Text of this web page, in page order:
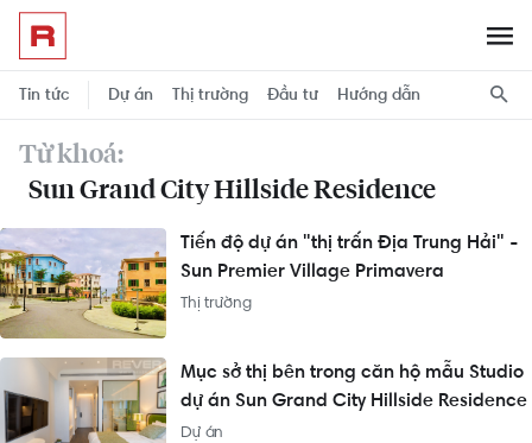
Tin tức Dự án Thị trường Đầu tư Hướng dẫn
Từ khoá:
Sun Grand City Hillside Residence
Tiến độ dự án "thị trấn Địa Trung Hải" -
Sun Premier Village Primavera
Thị trường
Mục sở thị bên trong căn hộ mẫu Studio
dự án Sun Grand City Hillside Residence
Dự án